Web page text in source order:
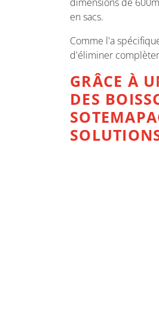
en sacs.
Comme l'a
d'éliminer
GRÂCE À
DES